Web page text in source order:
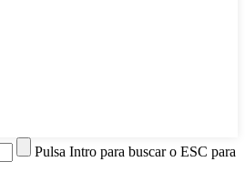
Pulsa Intro para buscar o ESC para